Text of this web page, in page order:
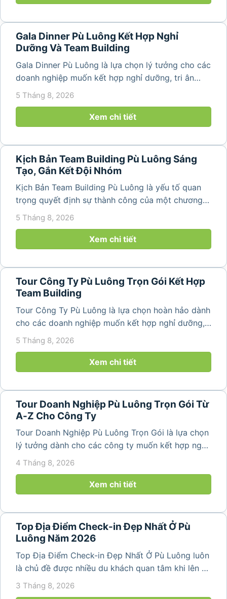
Gala Dinner Pù Luông Kết Hợp Nghỉ
Dưỡng Và Team Building
Gala Dinner Pù Luông là lựa chọn lý tưởng cho các
doanh nghiệp muốn kết hợp nghỉ dưỡng, tri ân
nhân viên và xây dựng tinh thần đồng đội trong
không gian thiên nhiên yên bình. Với khung cảnh
núi rừng hùng vĩ, không khí...
5 Tháng 8, 2026
Xem chi tiết
Kịch Bản Team Building Pù Luông Sáng
Tạo, Gắn Kết Đội Nhóm
Kịch Bản Team Building Pù Luông là yếu tố quan
trọng quyết định sự thành công của một chương
trình du lịch doanh nghiệp. Một kịch bản được xây
giây vui vẻ, sôi động mà còn...
5 Tháng 8, 2026
Xem chi tiết
Tour Công Ty Pù Luông Trọn Gói Kết Hợp
Team Building
Tour Công Ty Pù Luông là lựa chọn hoàn hảo dành
cho các doanh nghiệp muốn kết hợp nghỉ dưỡng,
team building và gắn kết tập thể trong không gian
thiên nhiên trong lành. Chỉ cách Hà Nội và Thanh
Hóa vài giờ di chuyển,...
5 Tháng 8, 2026
Xem chi tiết
Tour Doanh Nghiệp Pù Luông Trọn Gói Từ
A-Z Cho Công Ty
Tour Doanh Nghiệp Pù Luông Trọn Gói là lựa chọn
lý tưởng dành cho các công ty muốn kết hợp nghỉ
dưỡng, gắn kết đội ngũ và tái tạo năng lượng sau
thiên nhiên trong lành,...
4 Tháng 8, 2026
Xem chi tiết
Top Địa Điểm Check-in Đẹp Nhất Ở Pù
Luông Năm 2026
Top Địa Điểm Check-in Đẹp Nhất Ở Pù Luông luôn
là chủ đề được nhiều du khách quan tâm khi lên kế
hoạch khám phá vùng đất thiên nhiên nổi tiếng
của Thanh Hóa. Với ruộng bậc thang trải dài, bản
3 Tháng 8, 2026